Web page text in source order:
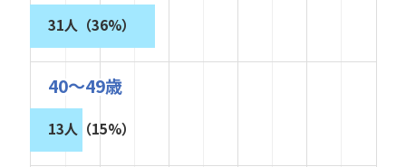
31人（36%）
40～49歳
13人（15%）